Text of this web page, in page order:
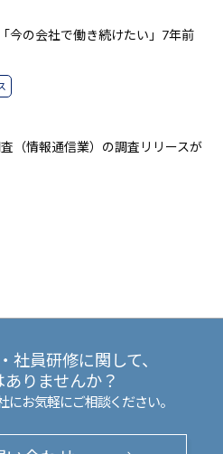
今の会社で働き続けたい」7年前
（情報通信業）の調査リリースが
社員研修に関して、
りませんか？
にお気軽にご相談ください。